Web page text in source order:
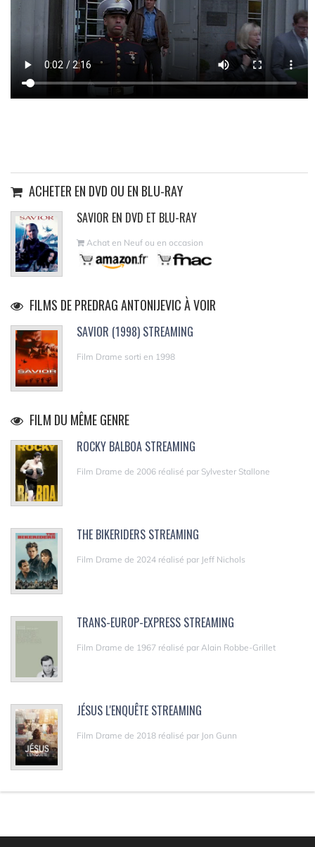
ACHETER EN DVD OU EN BLU-RAY
SAVIOR EN DVD ET BLU-RAY
Achat en Neuf ou en occasion
FILMS DE PREDRAG ANTONIJEVIC À VOIR
SAVIOR (1998) STREAMING
Film Drame sorti en 1998
FILM DU MÊME GENRE
ROCKY BALBOA STREAMING
Film Drame de 2006 réalisé par Sylvester Stallone
THE BIKERIDERS STREAMING
Film Drame de 2024 réalisé par Jeff Nichols
TRANS-EUROP-EXPRESS STREAMING
Film Drame de 1967 réalisé par Alain Robbe-Grillet
JÉSUS L'ENQUÊTE STREAMING
Film Drame de 2018 réalisé par Jon Gunn